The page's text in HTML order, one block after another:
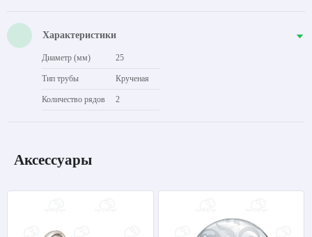
Характеристики
Диаметр (мм) 25
Тип трубы Крученая
Количество рядов 2
Аксессуары